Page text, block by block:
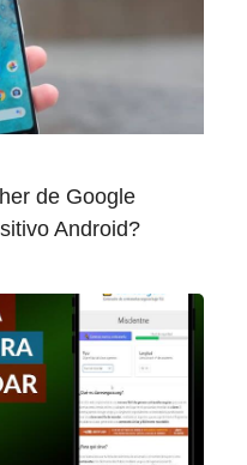
de Google
Android?